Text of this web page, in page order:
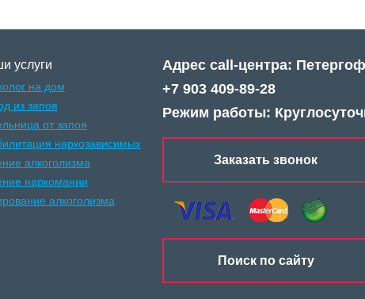
услуги
на дом
из запоя
от запоя
наркозависимых
алкоголизма
наркомании
алкоголизма
Адрес call-центра:
+7 903 409-89-28
Режим работы:
Заказать звонок
Поиск по сайту